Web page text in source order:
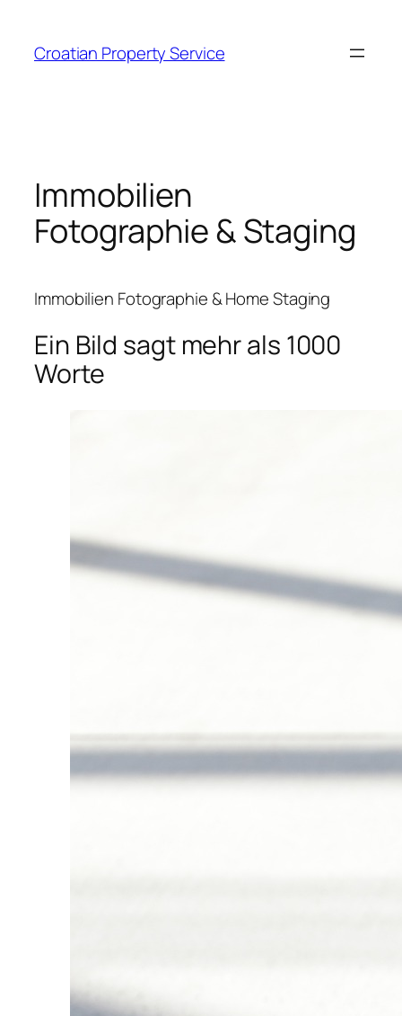
springen
Croatian Property Service
Immobilien
Fotographie & Staging
Immobilien Fotographie & Home Staging
Ein Bild sagt mehr als 1000
Worte